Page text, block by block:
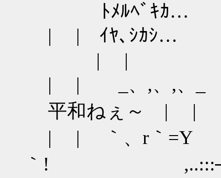
ﾄﾒﾙﾍﾞｷｶ…
| | ｲﾔ､ｼｶ
| |
| | _、,
平和ねぇ～ | |
| | ｀、r｀=Y
｀!